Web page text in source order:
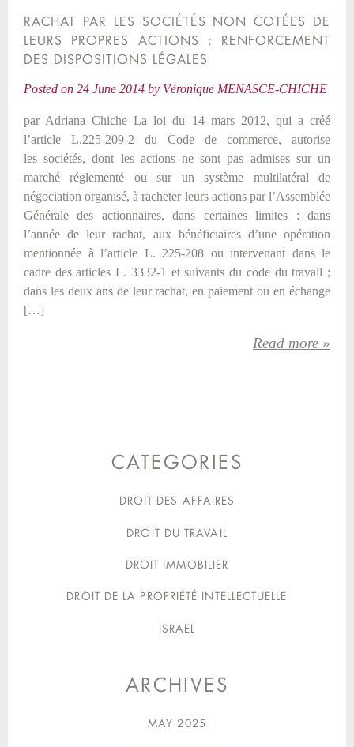
RACHAT PAR LES SOCIÉTÉS NON COTÉES DE
LEURS PROPRES ACTIONS : RENFORCEMENT
DES DISPOSITIONS LÉGALES
Posted on 24 June 2014 by Véronique MENASCE-CHICHE
par Adriana Chiche La loi du 14 mars 2012, qui a créé
l’article L.225-209-2 du Code de commerce, autorise
les sociétés, dont les actions ne sont pas admises sur un
marché réglementé ou sur un système multilatéral de
négociation organisé, à racheter leurs actions par l’Assemblée
Générale des actionnaires, dans certaines limites : dans
l’année de leur rachat, aux bénéficiaires d’une opération
mentionnée à l’article L. 225-208 ou intervenant dans le
cadre des articles L. 3332-1 et suivants du code du travail ;
dans les deux ans de leur rachat, en paiement ou en échange
[…]
Read more »
CATEGORIES
DROIT DES AFFAIRES
DROIT DU TRAVAIL
DROIT IMMOBILIER
DROIT DE LA PROPRIÉTÉ INTELLECTUELLE
ISRAEL
ARCHIVES
MAY 2025